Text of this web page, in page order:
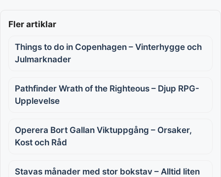
Fler artiklar
Things to do in Copenhagen – Vinterhygge och
Julmarknader
Pathfinder Wrath of the Righteous – Djup RPG-
Upplevelse
Operera Bort Gallan Viktuppgång – Orsaker,
Kost och Råd
Stavas månader med stor bokstav – Alltid liten